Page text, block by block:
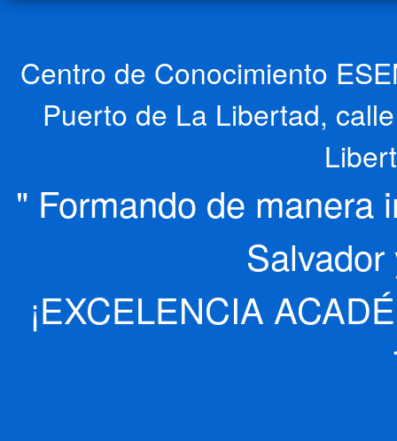
Centro de Conocimiento
Puerto de La Libertad,
" Formando de manera
¡EXCELENCIA